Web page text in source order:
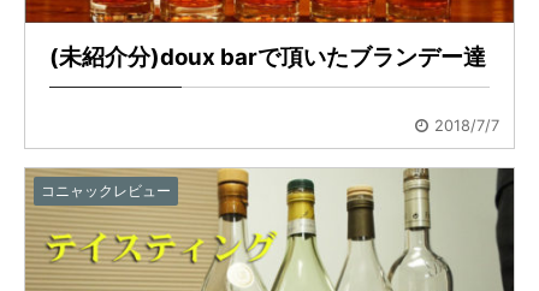
(未紹介分)doux barで頂いたブランデー達
2018/7/7
コニャックレビュー